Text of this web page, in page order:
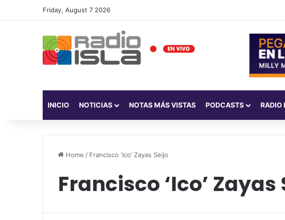
Friday, August 7 2026
INICIO NOTICIAS NOTAS MÁS VISTAS PODCASTS RADIO
Home / Francisco ‘Ico’ Zayas Seijo
Francisco ‘Ico’ Zayas